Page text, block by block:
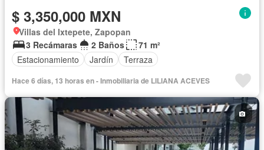
$ 3,350,000 MXN
Villas del Ixtepete, Zapopan
3 Recámaras
2 Baños
71 m²
Estacionamiento
Jardín Terraza
Hace 6 días, 13 horas en - Inmobiliaria de LILIANA ACEVES